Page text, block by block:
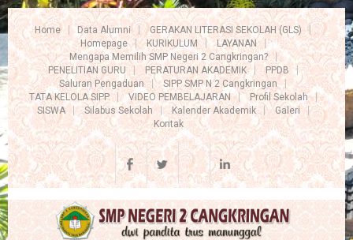
Home Data Alumni
GERAKAN LITERASI SEKOLAH (GLS)
Homepage
KURIKULUM
LAYANAN
Mengapa Memilih SMP Negeri 2 Cangkringan?
PENELITIAN GURU
PERATURAN AKADEMIK
PPDB
Saluran Pengaduan
SIPP SMP N 2 Cangkringan
TATA KELOLA SIPP
VIDEO PEMBELAJARAN
Profil Sekolah
SISWA
Silabus Sekolah Kalender Akademik
Galeri
Kontak